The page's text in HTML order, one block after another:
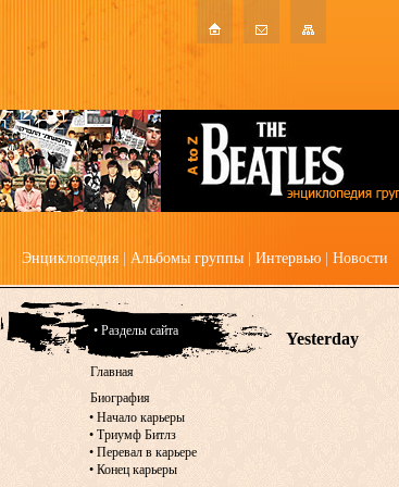
Энциклопедия Альбомы группы Интервью Новости
Yesterday
• Разделы сайта
Главная
Биография
• Начало карьеры
• Триумф Битлз
• Перевал в карьере
• Конец карьеры